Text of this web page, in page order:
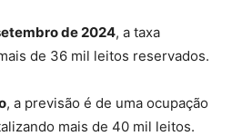
de 2024, a taxa
de 36 mil leitos reservados.
, a previsão é de uma ocupação
mais de 40 mil leitos.